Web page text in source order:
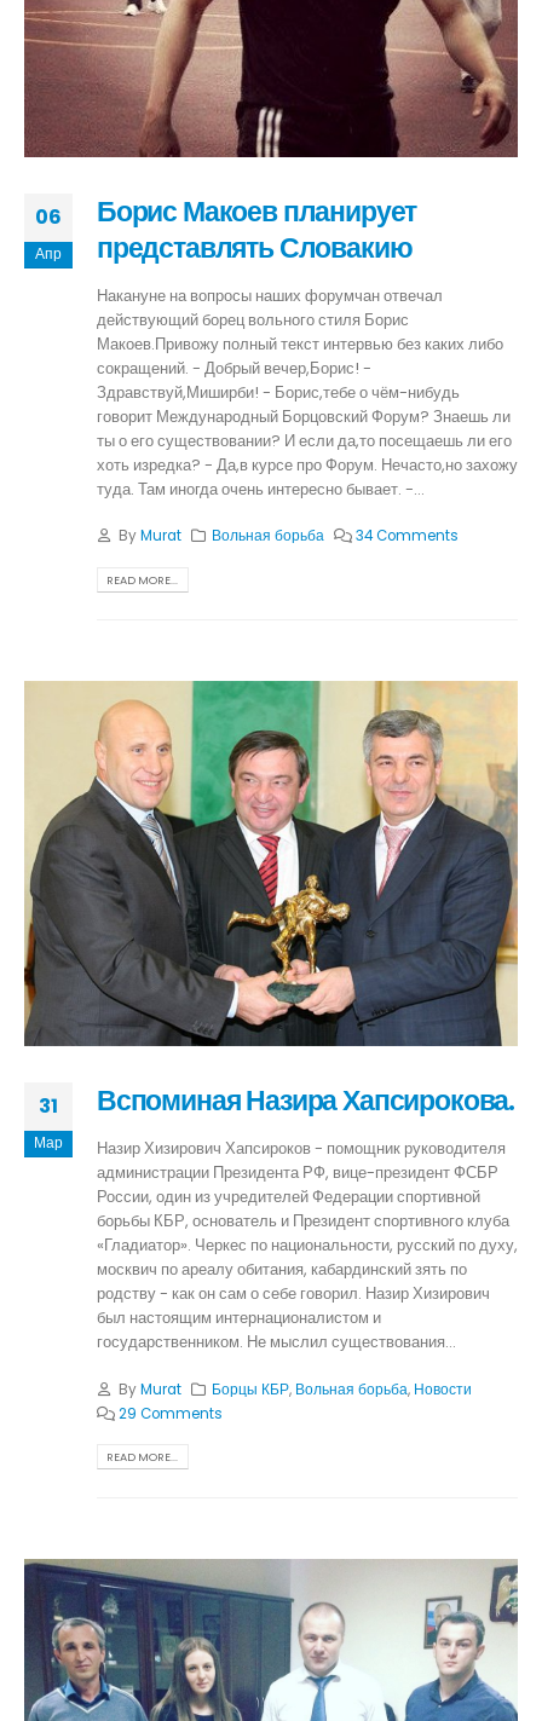
06
Апр
Борис Макоев планирует
представлять Словакию
Накануне на вопросы наших форумчан отвечал
действующий борец вольного стиля Борис
Макоев.Привожу полный текст интервью без каких либо
сокращений. - Добрый вечер,Борис! -
Здравствуй,Миширби! - Борис,тебе о чём-нибудь
говорит Международный Борцовский Форум? Знаешь ли
ты о его существовании? И если да,то посещаешь ли его
хоть изредка? - Да,в курсе про Форум. Нечасто,но захожу
туда. Там иногда очень интересно бывает. -...
ByMurat Вольная борьба 34 Comments
READ MORE...
31
Мар
Вспоминая Назира Хапсирокова.
Назир Хизирович Хапсироков - помощник руководителя
администрации Президента РФ, вице-президент ФСБР
России, один из учредителей Федерации спортивной
борьбы КБР, основатель и Президент спортивного клуба
«Гладиатор». Черкес по национальности, русский по духу,
москвич по ареалу обитания, кабардинский зять по
родству - как он сам о себе говорил. Назир Хизирович
был настоящим интернационалистом и
государственником. Не мыслил существования...
ByMurat Борцы КБР, Вольная борьба, Новости
29 Comments
READ MORE...